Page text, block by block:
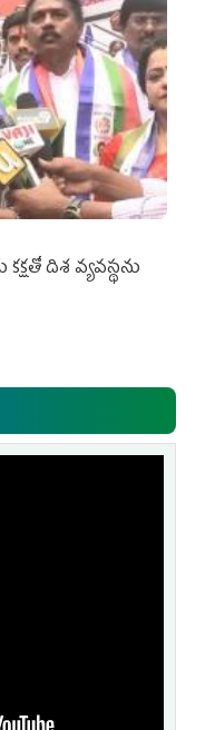
దిశ వ్య‌వ‌స్థ‌ను